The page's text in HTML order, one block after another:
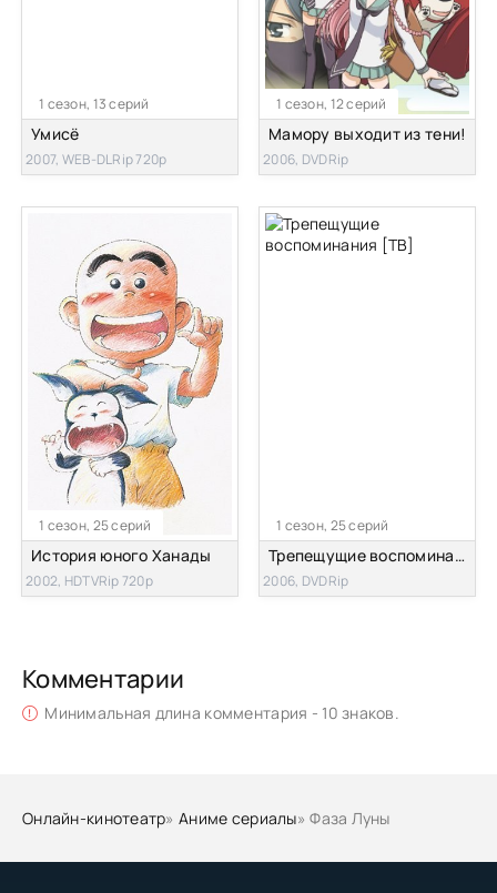
1 сезон, 13 серий
Умисё
2007, WEB-DLRip 720p
1 сезон, 12 серий
Мамору выходит из тени!
2006, DVDRip
1 сезон, 25 серий
История юного Ханады
2002, HDTVRip 720p
1 сезон, 25 серий
Трепещущие воспоминания [ТВ]
2006, DVDRip
Комментарии
Минимальная длина комментария - 10 знаков.
Онлайн-кинотеатр»Аниме сериалы» Фаза Луны